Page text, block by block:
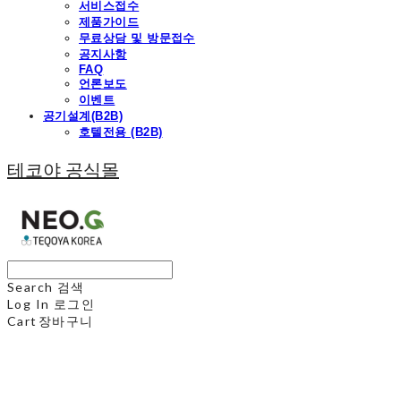
서비스접수
제품가이드
무료상담 및 방문접수
공지사항
FAQ
언론보도
이벤트
공기설계(B2B)
호텔전용 (B2B)
테코야 공식몰
Search 검색
Log In 로그인
Cart 장바구니